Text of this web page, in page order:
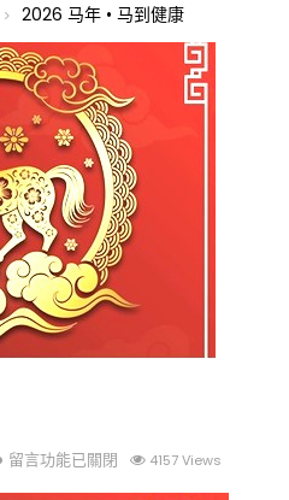
舟体验日 邀请各界亲身体验划行乐
力推动全球植物多样性研究与中美
享年89岁
华日，等你来赴约 —— 密苏里植物
（五）
与钢琴家Darek演绎一场古筝
2026 马年 • 马到健康
在
留言功能已關閉 4157 Views